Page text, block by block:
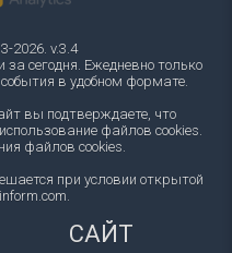
2026. v.3.4
сегодня. Ежедневно только
в удобном формате.
вы подтверждаете, что
файлов cookies.
файлов cookies.
при условии открытой
САЙТ